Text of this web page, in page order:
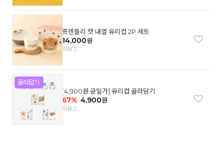
프렌들리 캣 내열 유리컵 2P 세트
14,000원
리뷰 3
[4,900원 균일가] 유리컵 골라담기
67% 4,900원
리뷰 2